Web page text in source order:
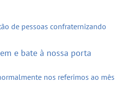
e bate à nossa porta
nos referimos ao mês